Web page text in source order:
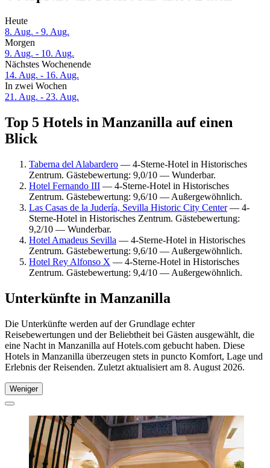
Heute
8. Aug. - 9. Aug.
Morgen
9. Aug. - 10. Aug.
Nächstes Wochenende
14. Aug. - 16. Aug.
In zwei Wochen
21. Aug. - 23. Aug.
Top 5 Hotels in Manzanilla auf einen
Blick
Taberna del Alabardero — 4-Sterne-Hotel in Historisches
Zentrum. Gästebewertung: 9,0/10 — Wunderbar.
Hotel Fernando III — 4-Sterne-Hotel in Historisches
Zentrum. Gästebewertung: 9,6/10 — Außergewöhnlich.
Las Casas de la Judería, Sevilla Historic City Center— 4-
Sterne-Hotel in Historisches Zentrum. Gästebewertung:
9,2/10 — Wunderbar.
Hotel Amadeus Sevilla — 4-Sterne-Hotel in Historisches
Zentrum. Gästebewertung: 9,6/10 — Außergewöhnlich.
Hotel Rey Alfonso X — 4-Sterne-Hotel in Historisches
Zentrum. Gästebewertung: 9,4/10 — Außergewöhnlich.
Unterkünfte in Manzanilla
Die Unterkünfte werden auf der Grundlage echter
Reisebewertungen und der Beliebtheit bei Gästen ausgewählt, die
eine Nacht in Manzanilla auf Hotels.com gebucht haben. Diese
Hotels in Manzanilla überzeugen stets in puncto Komfort, Lage und
Erlebnis der Reisenden. Zuletzt aktualisiert am 8. August 2026.
Weniger